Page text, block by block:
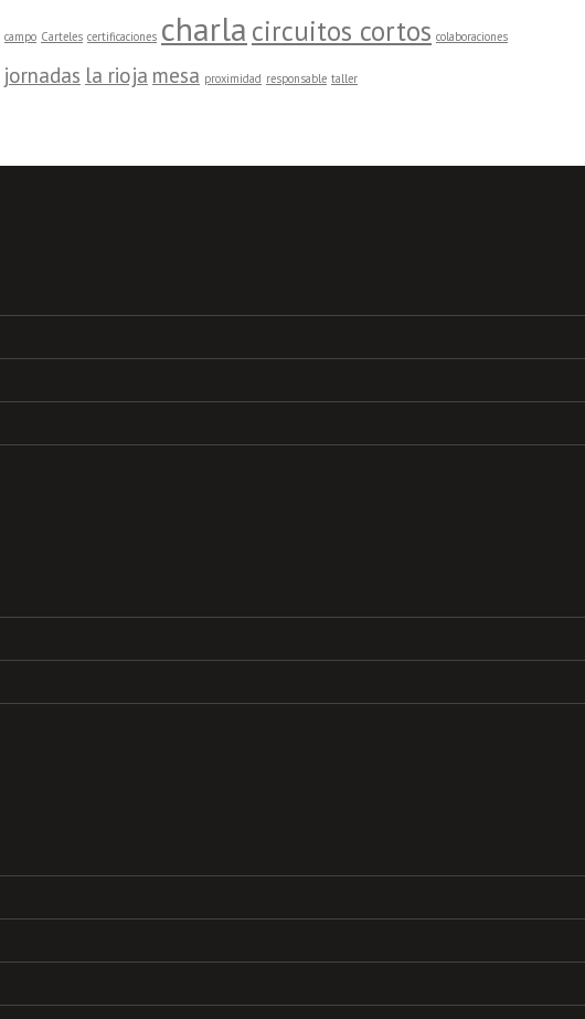
campo Carteles certificaciones charla circuitos cortos colaboraciones
jornadas la rioja mesa proximidad responsable taller